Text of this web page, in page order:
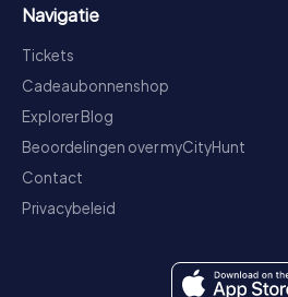
Navigatie
Tickets
Cadeaubonnenshop
Explorer Blog
Beoordelingen over myCityHunt
Contact
Privacybeleid